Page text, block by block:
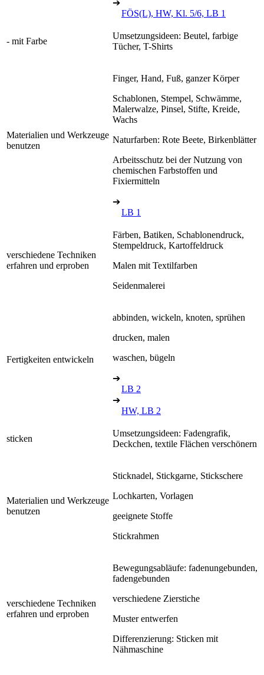
➔
FÖS(L), HW, Kl. 5/6, LB 1
- mit Farbe
Umsetzungsideen: Beutel, farbige
Tücher, T-Shirts
Materialien und Werkzeuge
benutzen
Finger, Hand, Fuß, ganzer Körper
Schablonen, Stempel, Schwämme,
Malerwalze, Pinsel, Stifte, Kreide,
Wachs
Naturfarben: Rote Beete, Birkenblätter
Arbeitsschutz bei der Nutzung von
chemischen Farbstoffen und
Fixiermitteln
➔
LB 1
verschiedene Techniken
erfahren und erproben
Färben, Batiken, Schablonendruck,
Stempeldruck, Kartoffeldruck
Malen mit Textilfarben
Seidenmalerei
Fertigkeiten entwickeln
abbinden, wickeln, knoten, sprühen
drucken, malen
waschen, bügeln
➔
LB 2
➔
HW, LB 2
sticken
Umsetzungsideen: Fadengrafik,
Deckchen, textile Flächen verschönern
Materialien und Werkzeuge
benutzen
Sticknadel, Stickgarne, Stickschere
Lochkarten, Vorlagen
geeignete Stoffe
Stickrahmen
verschiedene Techniken
erfahren und erproben
Bewegungsabläufe: fadenungebunden,
fadengebunden
verschiedene Zierstiche
Muster entwerfen
Differenzierung: Sticken mit
Nähmaschine